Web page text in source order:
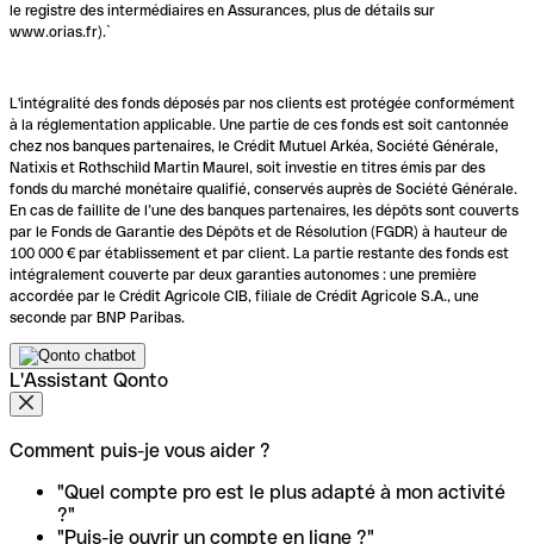
le registre des intermédiaires en Assurances, plus de détails sur
www.orias.fr).`
L'intégralité des fonds déposés par nos clients est protégée conformément
à la réglementation applicable. Une partie de ces fonds est soit cantonnée
chez nos banques partenaires, le Crédit Mutuel Arkéa, Société Générale,
Natixis et Rothschild Martin Maurel, soit investie en titres émis par des
fonds du marché monétaire qualifié, conservés auprès de Société Générale.
En cas de faillite de l’une des banques partenaires, les dépôts sont couverts
par le Fonds de Garantie des Dépôts et de Résolution (FGDR) à hauteur de
100 000 € par établissement et par client. La partie restante des fonds est
intégralement couverte par deux garanties autonomes : une première
accordée par le Crédit Agricole CIB, filiale de Crédit Agricole S.A., une
seconde par BNP Paribas.
L'Assistant Qonto
Comment puis-je vous aider ?
"Quel compte pro est le plus adapté à mon activité
?"
"Puis-je ouvrir un compte en ligne ?"